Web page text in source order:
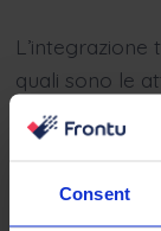
Consent
quali sono le
quelle che
essere